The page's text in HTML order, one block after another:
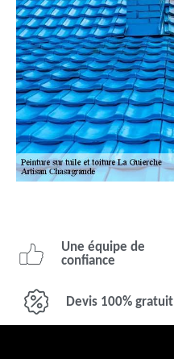
Une équipe de
confiance
Devis 100% gratuit